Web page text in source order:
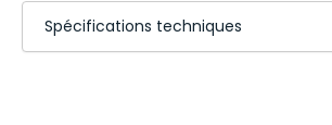
Spécifications techniques